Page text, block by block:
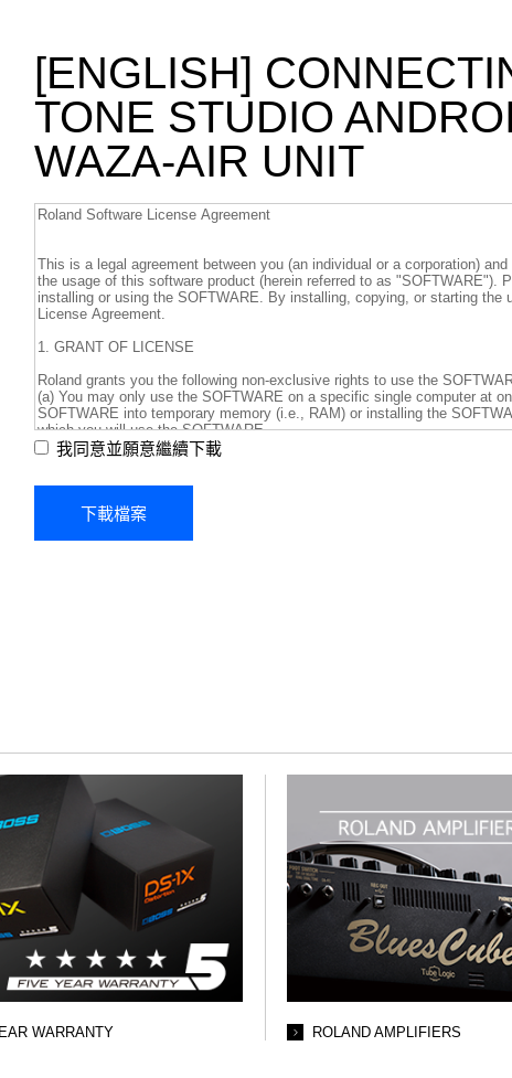
[ENGLISH]
TONE STUDIO
WAZA-AIR UNIT
我同意並願意繼續下載
WARRANTY ROLAND AMPLIFIERS